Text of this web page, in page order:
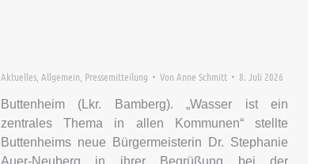
Aktuelles Allgemein Pressemitteilung Von Anne Schmitt 8. Juli 2026
Buttenheim (Lkr. Bamberg). „Wasser ist ein
zentrales Thema in allen Kommunen“ stellte
Buttenheims neue Bürgermeisterin Dr. Stephanie
Auer-Neuberg in ihrer Begrüßung bei der